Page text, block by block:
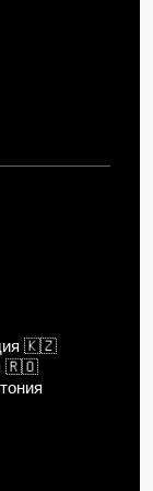
🇰🇿
🇷🇴